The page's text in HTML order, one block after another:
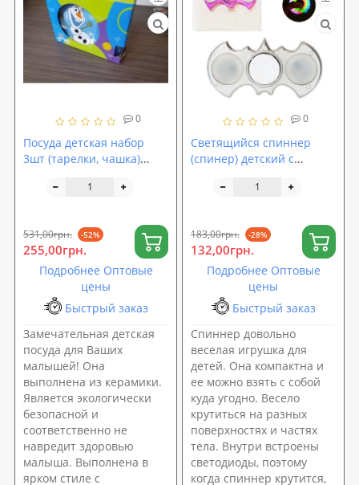
0
Посуда детская набор
3шт (тарелки, чашка)
531,00грн. -52%
255,00грн.
Подробнее Оптовые
цены
Быстрый заказ
Замечательная детская
посуда для Ваших
малышей! Она
выполнена из керамики.
Является экологически
безопасной и
соответственно не
навредит здоровью
малыша. Выполнена в
ярком стиле с
0
Светящийся спиннер
(спинер) детский с
мышь 7.5см Profi (MK
183,00грн. -28%
132,00грн.
Подробнее Оптовые
цены
Быстрый заказ
Спиннер довольно
веселая игрушка для
детей. Она компактна и
ее можно взять с собой
куда угодно. Весело
крутиться на разных
поверхностях и частях
тела. Внутри встроены
светодиоды, поэтому
когда спиннер крутится,